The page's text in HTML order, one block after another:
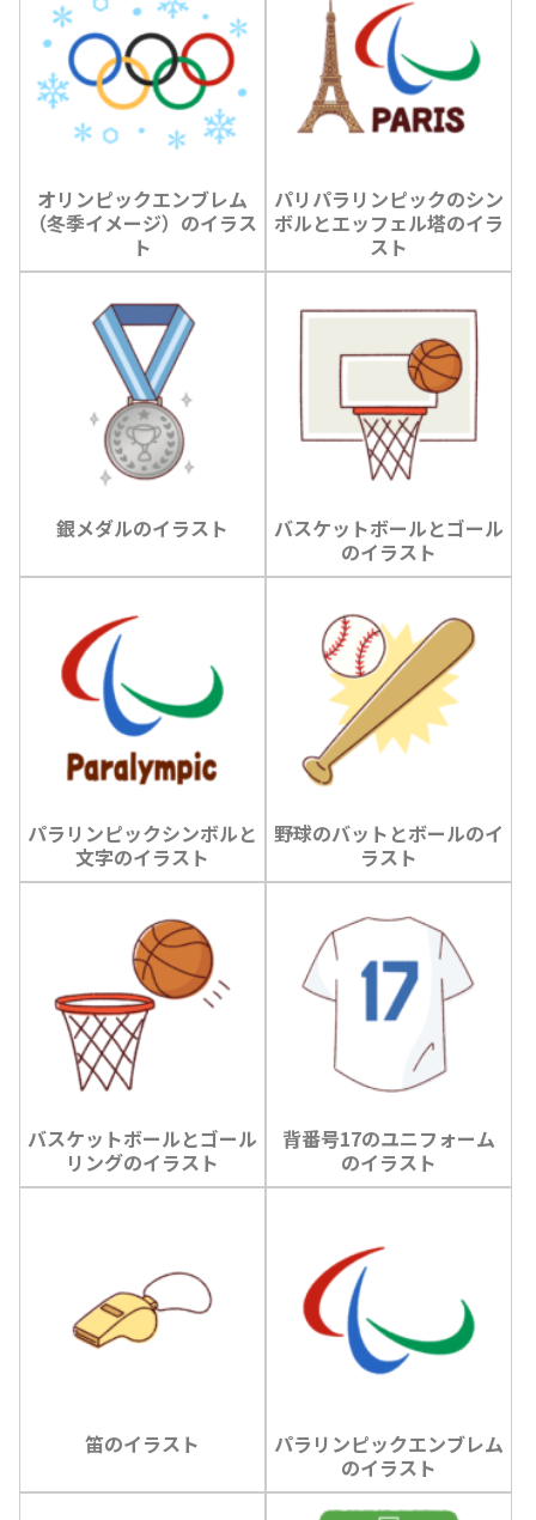
オリンピックエンブレム
（冬季イメージ）のイラス
ト
パリパラリンピックのシン
ボルとエッフェル塔のイラ
スト
銀メダルのイラスト
バスケットボールとゴール
のイラスト
パラリンピックシンボルと
文字のイラスト
野球のバットとボールのイ
ラスト
バスケットボールとゴール
リングのイラスト
背番号17のユニフォーム
のイラスト
笛のイラスト
パラリンピックエンブレム
のイラスト